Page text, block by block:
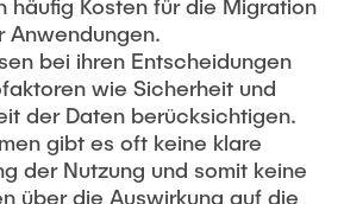
häufig Kosten für die Migration
Anwendungen.
bei ihren Entscheidungen
wie Sicherheit und
der Daten berücksichtigen.
gibt es oft keine klare
der Nutzung und somit keine
über die Auswirkung auf die